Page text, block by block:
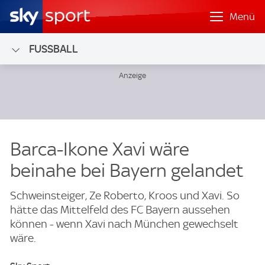
Menü
FUSSBALL
Barca-Ikone Xavi wäre
beinahe bei Bayern gelandet
Schweinsteiger, Ze Roberto, Kroos und Xavi. So
hätte das Mittelfeld des FC Bayern aussehen
können - wenn Xavi nach München gewechselt
wäre.